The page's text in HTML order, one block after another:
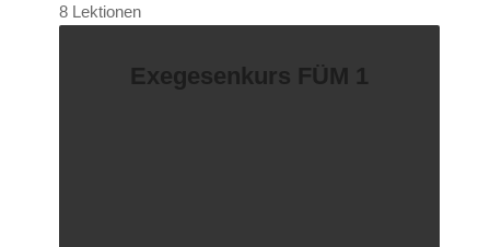
8 Lektionen
Exegesenkurs FÜM 1